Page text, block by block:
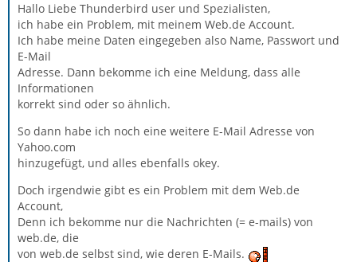
Hallo Liebe Thunderbird user und Spezialisten,
ich habe ein Problem, mit meinem Web.de Account.
Ich habe meine Daten eingegeben also Name, Passwort und
E-Mail
Adresse. Dann bekomme ich eine Meldung, dass alle
Informationen
korrekt sind oder so ähnlich.
So dann habe ich noch eine weitere E-Mail Adresse von
Yahoo.com
hinzugefügt, und alles ebenfalls okey.
Doch irgendwie gibt es ein Problem mit dem Web.de
Account,
Denn ich bekomme nur die Nachrichten (= e-mails) von
web.de, die
von web.de selbst sind, wie deren E-Mails.